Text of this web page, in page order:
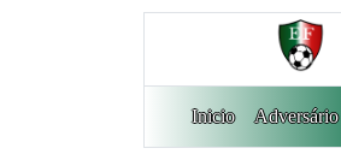
Inicio Adversário